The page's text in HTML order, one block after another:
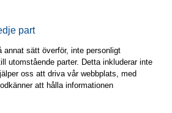
part
annat sätt överför, inte personligt
utomstående parter. Detta inkluderar inte
oss att driva vår webbplats, med
att hålla informationen